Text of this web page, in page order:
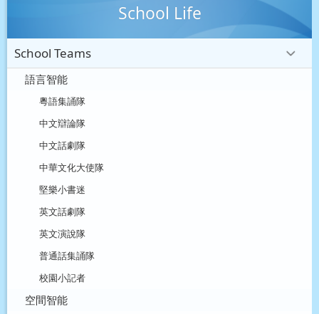
School Life
School Teams
語言智能
粵語集誦隊
中文辯論隊
中文話劇隊
中華文化大使隊
堅樂小書迷
英文話劇隊
英文演說隊
普通話集誦隊
校園小記者
空間智能